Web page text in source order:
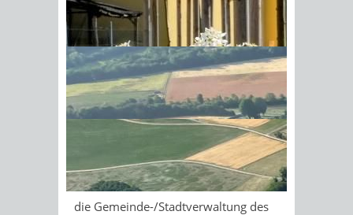
Sonnenschein am Morgen im
Ahornwald
und die Höhe der Steuer von
Gemeinde zu Gemeinde
unterschiedlich sein.
Onlineantrag und
Formulare
Zuständige Stelle
die Gemeinde-/Stadtverwaltung des